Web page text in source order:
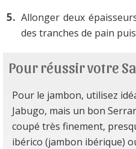
Allonger deux
des tranches de pain
Pour réussir votre
Pour le jambon, utilisez
Jabugo, mais un bon
coupé très finement,
ibérico (jambon ibérique)